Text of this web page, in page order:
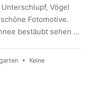
Vögel
Fotomotive.
bestäubt sehen …
• Keine